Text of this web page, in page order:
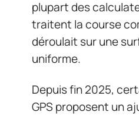
plupart des
traitent la course
déroulait sur une
uniforme.
Depuis fin 2025,
GPS proposent un